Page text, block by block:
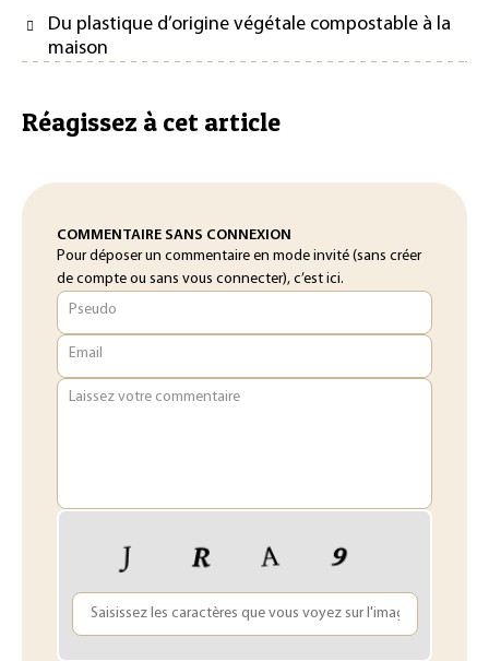
Du plastique d’origine végétale compostable à la
maison
Réagissez à cet article
COMMENTAIRE SANS CONNEXION
Pour déposer un commentaire en mode invité (sans créer
de compte ou sans vous connecter), c’est ici.
Pseudo
Email
Laissez votre commentaire